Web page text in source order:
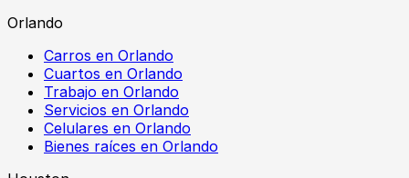
Orlando
Carros en Orlando
Cuartos en Orlando
Trabajo en Orlando
Servicios en Orlando
Celulares en Orlando
Bienes raíces en Orlando